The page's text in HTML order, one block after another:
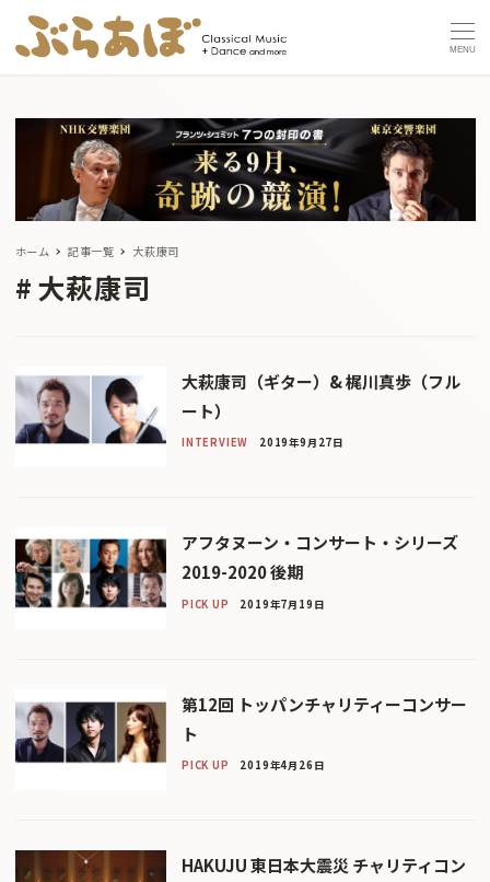
MENU
ホーム 記事一覧 大萩康司
大萩康司
大萩康司（ギター）& 梶川真歩（フル
ート）
INTERVIEW 2019年9月27日
アフタヌーン・コンサート・シリーズ
2019-2020 後期
PICK UP 2019年7月19日
第12回 トッパンチャリティーコンサー
ト
PICK UP 2019年4月26日
HAKUJU 東日本大震災 チャリティコン